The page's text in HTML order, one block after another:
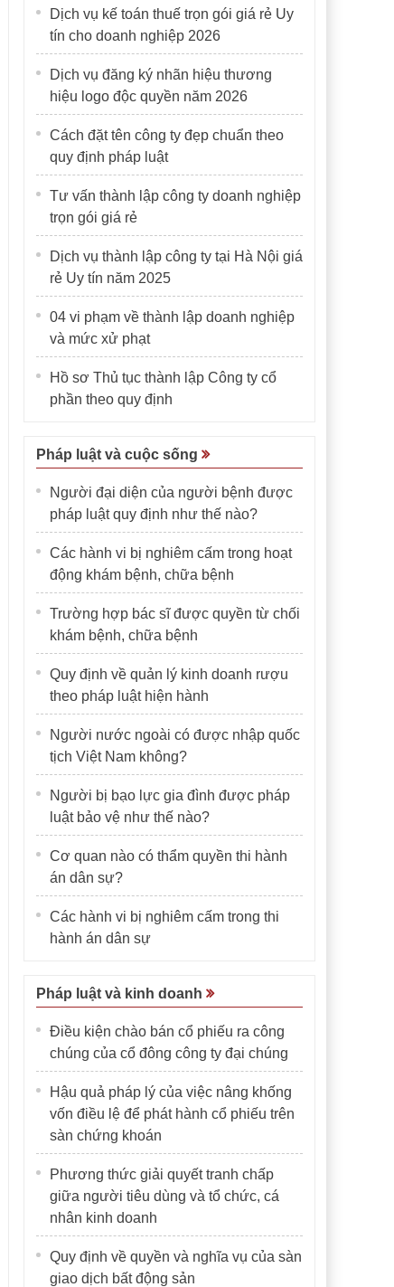
Dịch vụ kế toán thuế trọn gói giá rẻ Uy
tín cho doanh nghiệp 2026
Dịch vụ đăng ký nhãn hiệu thương
hiệu logo độc quyền năm 2026
Cách đặt tên công ty đẹp chuẩn theo
quy định pháp luật
Tư vấn thành lập công ty doanh nghiệp
trọn gói giá rẻ
Dịch vụ thành lập công ty tại Hà Nội giá
rẻ Uy tín năm 2025
04 vi phạm về thành lập doanh nghiệp
và mức xử phạt
Hồ sơ Thủ tục thành lập Công ty cổ
phần theo quy định
Pháp luật và cuộc sống
Người đại diện của người bệnh được
pháp luật quy định như thế nào?
Các hành vi bị nghiêm cấm trong hoạt
động khám bệnh, chữa bệnh
Trường hợp bác sĩ được quyền từ chối
khám bệnh, chữa bệnh
Quy định về quản lý kinh doanh rượu
theo pháp luật hiện hành
Người nước ngoài có được nhập quốc
tịch Việt Nam không?
Người bị bạo lực gia đình được pháp
luật bảo vệ như thế nào?
Cơ quan nào có thẩm quyền thi hành
án dân sự?
Các hành vi bị nghiêm cấm trong thi
hành án dân sự
Pháp luật và kinh doanh
Điều kiện chào bán cổ phiếu ra công
chúng của cổ đông công ty đại chúng
Hậu quả pháp lý của việc nâng khống
vốn điều lệ để phát hành cổ phiếu trên
sàn chứng khoán
Phương thức giải quyết tranh chấp
giữa người tiêu dùng và tổ chức, cá
nhân kinh doanh
Quy định về quyền và nghĩa vụ của sàn
giao dịch bất động sản